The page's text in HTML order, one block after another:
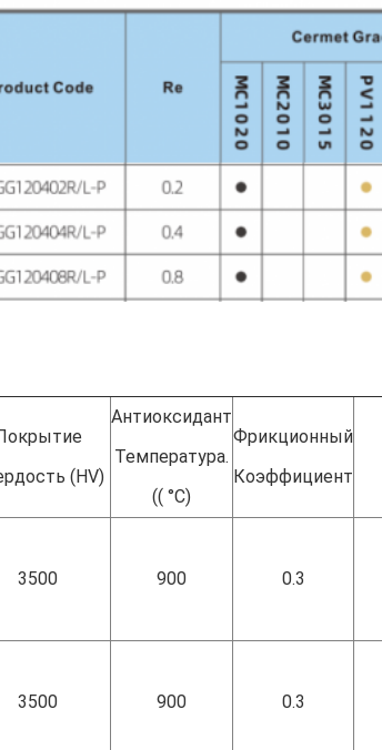
(HV)
Антиоксидант
Температура.
(( °C)
Фрикционный
Коэффициент
3500 900 0.3
3500 900 0.3